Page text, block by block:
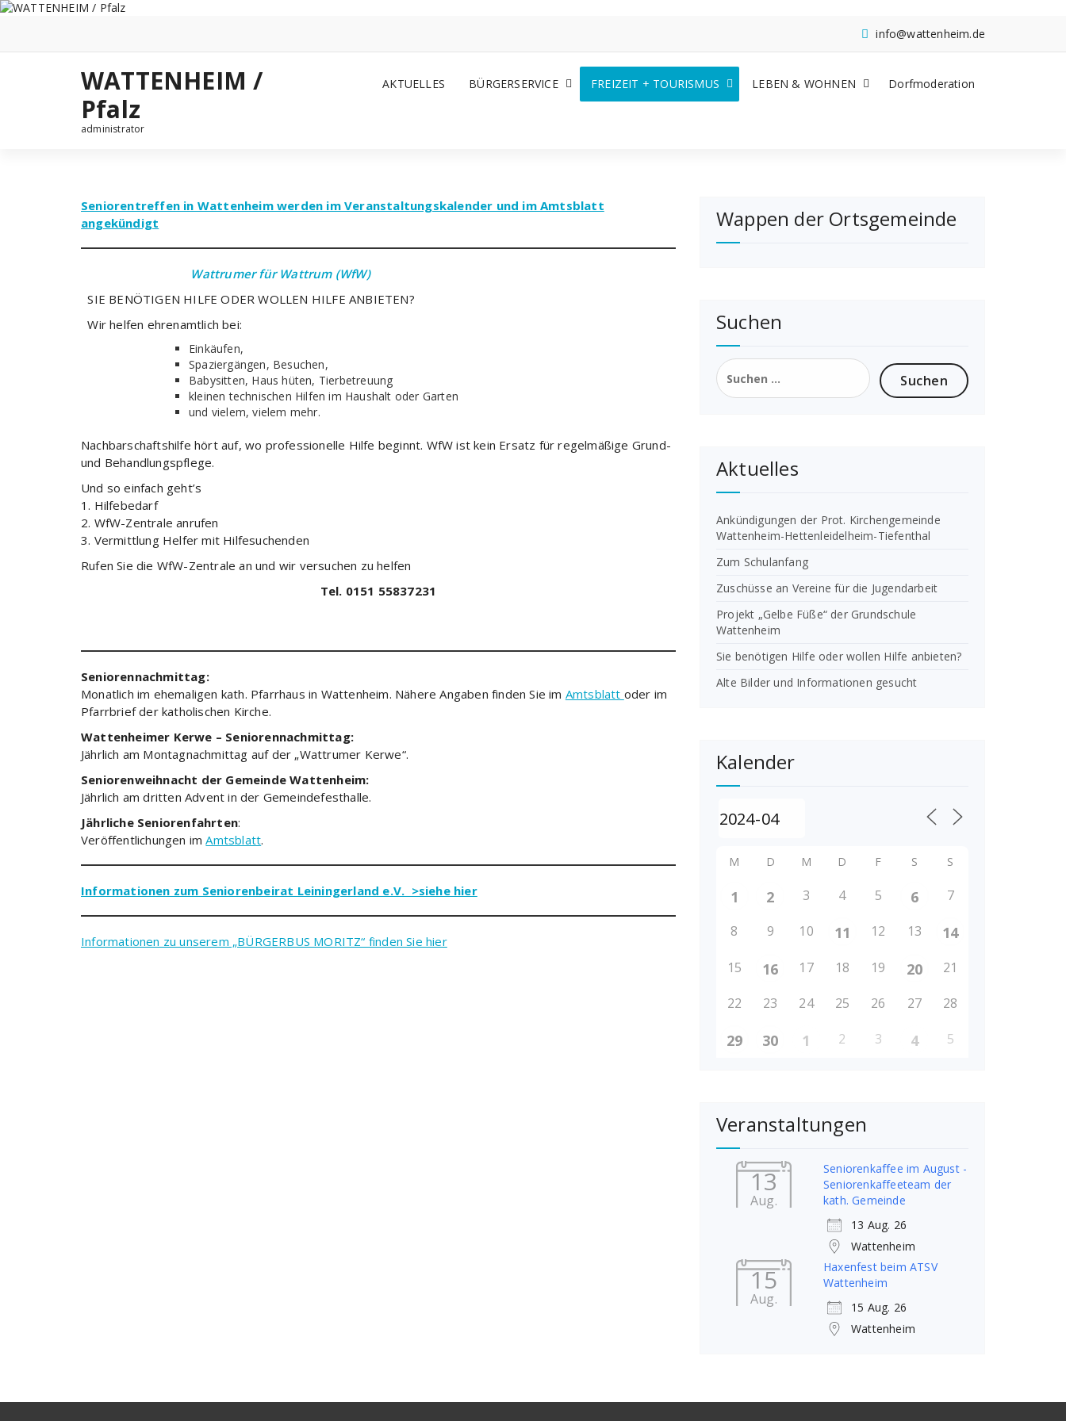
Zum
info@wattenheim.de
WATTENHEIM /
Pfalz
administrator
AKTUELLES BÜRGERSERVICE FREIZEIT + TOURISMUS LEBEN & WOHNEN Dorfmoderation
Seniorentreffen in Wattenheim werden im Veranstaltungskalender und im Amtsblatt
angekündigt
Wattrumer für Wattrum (WfW)
SIE BENÖTIGEN HILFE ODER WOLLEN HILFE ANBIETEN?
Wir helfen ehrenamtlich bei:
Einkäufen,
Spaziergängen, Besuchen,
Babysitten, Haus hüten, Tierbetreuung
kleinen technischen Hilfen im Haushalt oder Garten
und vielem, vielem mehr.
Nachbarschaftshilfe hört auf, wo professionelle Hilfe beginnt. WfW ist kein Ersatz für regelmäßige Grund-
und Behandlungspflege.
Und so einfach geht’s
1. Hilfebedarf
2. WfW-Zentrale anrufen
3. Vermittlung Helfer mit Hilfesuchenden
Rufen Sie die WfW-Zentrale an und wir versuchen zu helfen
Tel. 0151 55837231
Seniorennachmittag:
Monatlich im ehemaligen kath. Pfarrhaus in Wattenheim. Nähere Angaben finden Sie im Amtsblatt oder im
Pfarrbrief der katholischen Kirche.
Wattenheimer Kerwe – Seniorennachmittag:
Jährlich am Montagnachmittag auf der „Wattrumer Kerwe“.
Seniorenweihnacht der Gemeinde Wattenheim:
Jährlich am dritten Advent in der Gemeindefesthalle.
Jährliche Seniorenfahrten:
Veröffentlichungen imAmtsblatt.
Informationen zum Seniorenbeirat Leiningerland e.V. >siehe hier
Informationen zu unserem „BÜRGERBUS MORITZ“ finden Sie hier
Wappen der Ortsgemeinde
Suchen
Suchen
nach:
Aktuelles
Ankündigungen der Prot. Kirchengemeinde
Wattenheim-Hettenleidelheim-Tiefenthal
Zum Schulanfang
Zuschüsse an Vereine für die Jugendarbeit
Projekt „Gelbe Füße“ der Grundschule
Wattenheim
Sie benötigen Hilfe oder wollen Hilfe anbieten?
Alte Bilder und Informationen gesucht
Kalender
M D M D F S S
1 2 3 4 5 6 7
8 9 10 11 12 13 14
15 16 17 18 19 20 21
22 23 24 25 26 27 28
29 30 1 2 3 4 5
Veranstaltungen
13
Aug.
Seniorenkaffee im August -
Seniorenkaffeeteam der
kath. Gemeinde
13 Aug. 26
Wattenheim
15
Aug.
Haxenfest beim ATSV
Wattenheim
15 Aug. 26
Wattenheim